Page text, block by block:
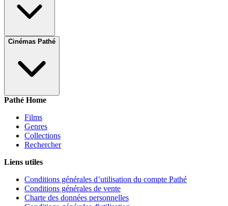
Cinémas Pathé
Pathé Home
Films
Genres
Collections
Rechercher
Liens utiles
Conditions générales d’utilisation du compte Pathé
Conditions générales de vente
Charte des données personnelles